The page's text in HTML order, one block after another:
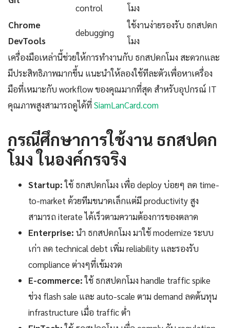
control
โมง
Chrome
DevTools
debugging
ใช้งานง่ายรองรับ ธกสปดก
โมง
เครื่องมือเหล่านี้ช่วยให้การทำงานกับ ธกสปดกโมง สะดวกและ
มีประสิทธิภาพมากขึ้น แนะนำให้ลองใช้ทีละตัวเพื่อหาเครื่อง
มือที่เหมาะกับ workflow ของคุณมากที่สุด สำหรับอุปกรณ์ IT
คุณภาพสูงสามารถดูได้ที่SiamLanCard.com
กรณีศึกษาการใช้งาน ธกสปดก
โมง ในองค์กรจริง
Startup:ใช้ ธกสปดกโมง เพื่อ deploy บ่อยๆ ลด time-
to-market ด้วยทีมขนาดเล็กแต่มี productivity สูง
สามารถ iterate ได้เร็วตามความต้องการของตลาด
Enterprise: นำ ธกสปดกโมง มาใช้ modernize ระบบ
เก่า ลด technical debt เพิ่ม reliability และรองรับ
compliance ต่างๆที่เข้มงวด
E-commerce:ใช้ ธกสปดกโมง handle traffic spike
ช่วง flash sale และ auto-scale ตาม demand ลดต้นทุน
infrastructure เมื่อ traffic ต่ำ